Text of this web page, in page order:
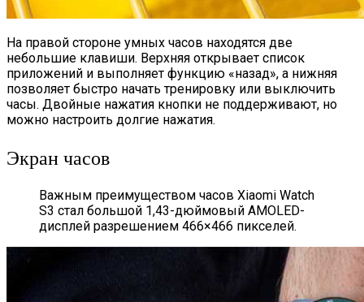
На правой стороне умных часов находятся две
небольшие клавиши. Верхняя открывает список
приложений и выполняет функцию «назад», а нижняя
позволяет быстро начать тренировку или выключить
часы. Двойные нажатия кнопки не поддерживают, но
можно настроить долгие нажатия.
Экран часов
Важным преимуществом часов Xiaomi Watch
S3 стал большой 1,43-дюймовый AMOLED-
дисплей разрешением 466×466 пикселей.